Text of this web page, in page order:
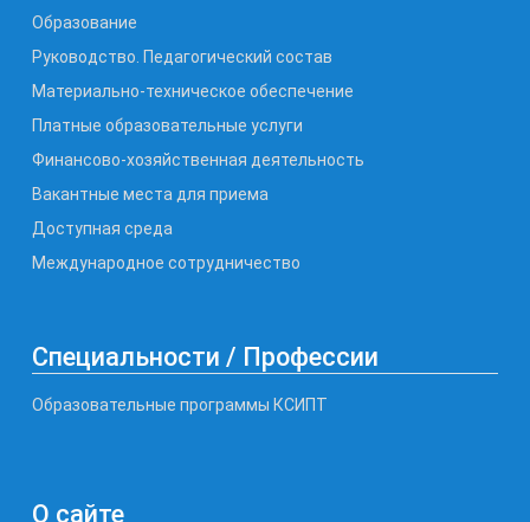
Образование
Руководство. Педагогический состав
Материально-техническое обеспечение
Платные образовательные услуги
Финансово-хозяйственная деятельность
Вакантные места для приема
Доступная среда
Международное сотрудничество
Специальности / Профессии
Образовательные программы КСИПТ
О сайте